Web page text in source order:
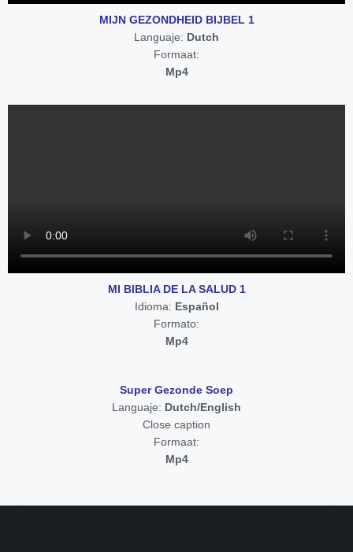
MIJN GEZONDHEID BIJBEL 1
Languaje: Dutch
Formaat:
Mp4
MI BIBLIA DE LA SALUD 1
Idioma: Español
Formato:
Mp4
Super Gezonde Soep
Languaje: Dutch/English
Close caption
Formaat:
Mp4